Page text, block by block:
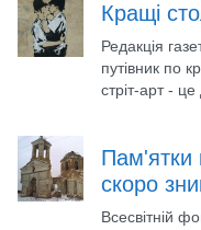
Кращі
Редакція
путівник по
стріт-арт -
Пам'ятки
скоро
Всесвітній